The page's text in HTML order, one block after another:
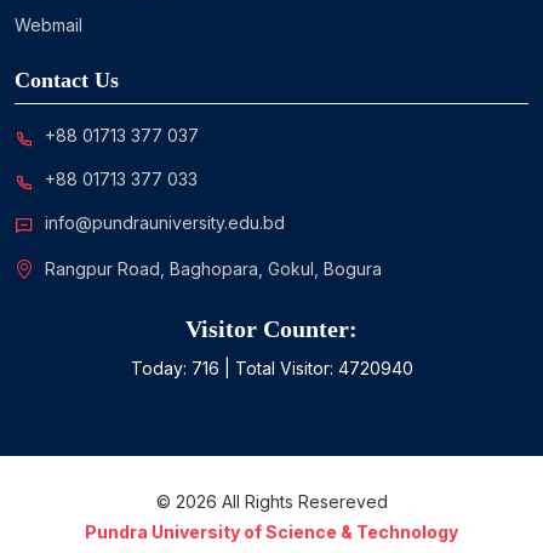
Webmail
Contact Us
+88 01713 377 037
+88 01713 377 033
info@pundrauniversity.edu.bd
Rangpur Road, Baghopara, Gokul, Bogura
Visitor Counter:
Today: 716 | Total Visitor: 4720940
© 2026 All Rights Resereved
Pundra University of Science & Technology